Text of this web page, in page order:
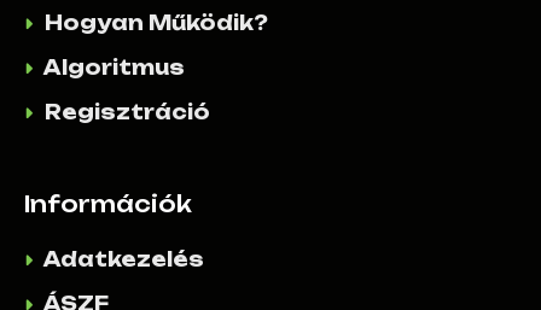
Hogyan Működik?
Algoritmus
Regisztráció
Információk
Adatkezelés
ÁSZF